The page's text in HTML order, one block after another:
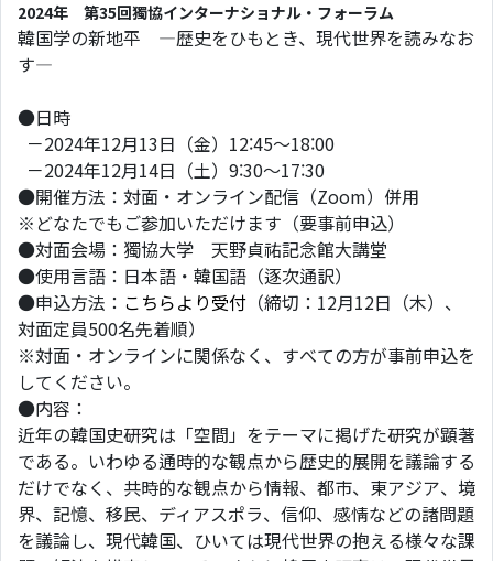
2024年 第35回獨協インターナショナル・フォーラム
韓国学の新地平 ―歴史をひもとき、現代世界を読みなお
す―
●日時
－2024年12月13日（金）12:45～18:00
－2024年12月14日（土）9:30～17:30
●開催方法：対面・オンライン配信（Zoom）併用
※どなたでもご参加いただけます（要事前申込）
●対面会場：獨協大学 天野貞祐記念館大講堂
●使用言語：日本語・韓国語（逐次通訳）
●申込方法： こちらより受付 （締切：12月12日（木）、
対面定員500名先着順）
※対面・オンラインに関係なく、すべての方が事前申込を
してください。
●内容：
近年の韓国史研究は「空間」をテーマに掲げた研究が顕著
である。いわゆる通時的な観点から歴史的展開を議論する
だけでなく、共時的な観点から情報、都市、東アジア、境
界、記憶、移民、ディアスポラ、信仰、感情などの諸問題
を議論し、現代韓国、ひいては現代世界の抱える様々な課